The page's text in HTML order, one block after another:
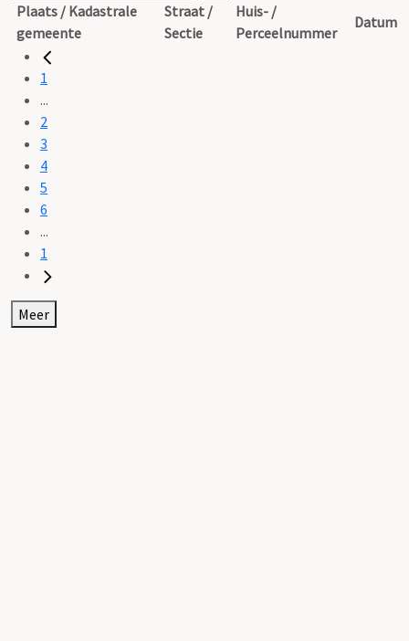
Plaats / Kadastrale
gemeente
Straat /
Sectie
Huis- /
Perceelnummer
Datum
1
...
2
3
4
5
6
...
1
Meer